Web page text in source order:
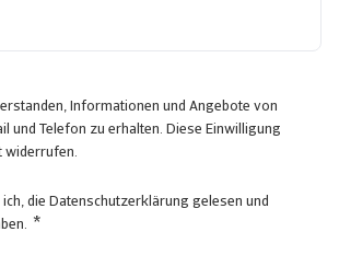
Informationen und Angebote von
und Telefon zu erhalten. Diese Einwilligung
widerrufen.
die Datenschutzerklärung gelesen und
*